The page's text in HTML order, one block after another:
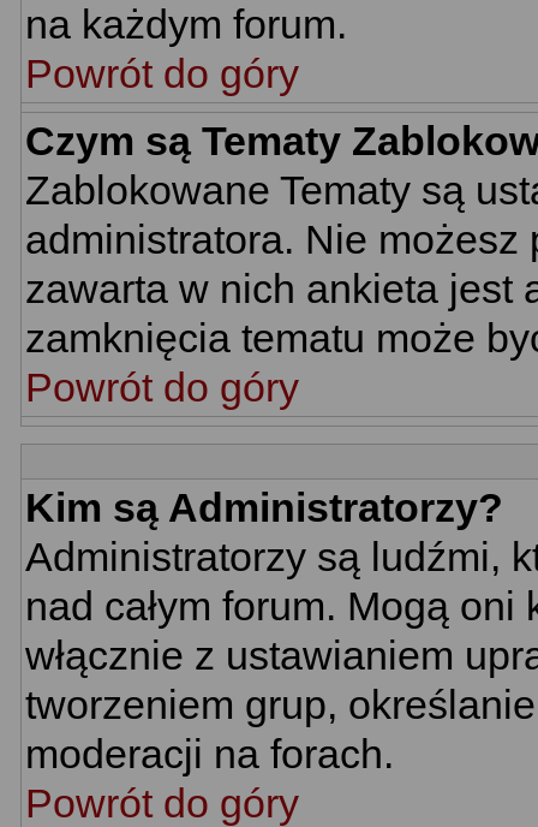
na każdym forum.
Powrót do góry
Czym są Tematy
Zablokowane Tematy są
administratora. Nie
zawarta w nich ankieta jest
zamknięcia tematu może
Powrót do góry
Kim są Administratorzy?
Administratorzy są ludźmi,
nad całym forum. Mogą
włącznie z ustawianiem
tworzeniem grup,
moderacji na forach.
Powrót do góry